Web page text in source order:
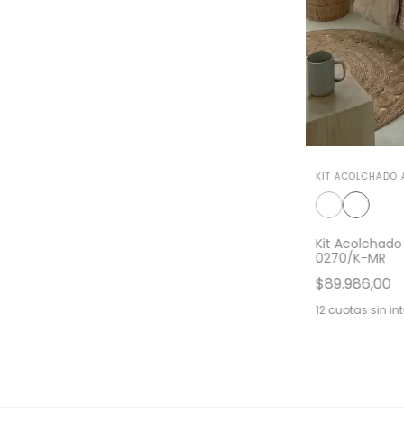
KIT
Kit
0270/K-MR
$89.986,00
12 cuotas sin